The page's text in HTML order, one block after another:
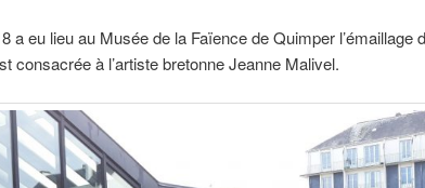
a eu lieu au Musée de la Faïence de Quimper l’émaillage
consacrée à l’artiste bretonne Jeanne Malivel.